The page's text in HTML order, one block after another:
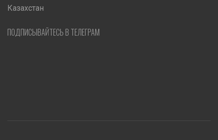
Казахстан
ПОДПИСЫВАЙТЕСЬ В ТЕЛЕГРАМ